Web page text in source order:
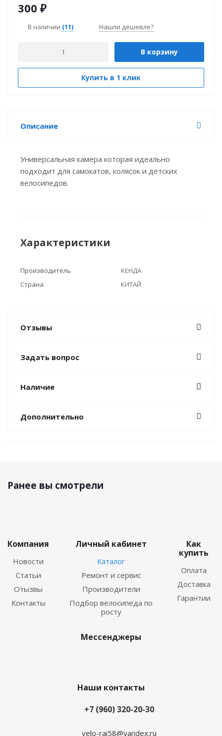
300 ₽
В наличии (11) Нашли дешевле?
В корзину
Купить в 1 клик
Описание
Универсальная камера которая идеально
подходит для самокатов, колясок и детских
велосипедов.
Характеристики
Производитель
КЕНДА
Страна
КИТАЙ
Отзывы
Задать вопрос
Наличие
Дополнительно
Ранее вы смотрели
Компания
Новости
Статьи
Отызвы
Контакты
Личный кабинет
Каталог
Ремонт и сервис
Производители
Подбор велосипеда по
росту
Как
купить
Оплата
Доставка
Гарантии
Мессенджеры
Наши контакты
+7 (960) 320-20-30
velo-rai58@yandex.ru